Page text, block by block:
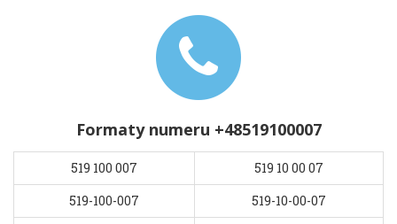
Formaty numeru +48519100007
519 100 007
519 10 00 07
519-100-007
519-10-00-07